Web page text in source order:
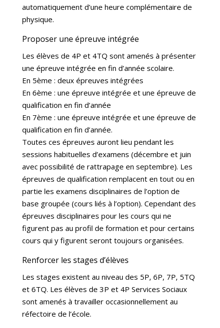
automatiquement d’une heure complémentaire de
physique.
Proposer une épreuve intégrée
Les élèves de 4P et 4TQ sont amenés à présenter
une épreuve intégrée en fin d’année scolaire.
En 5ème : deux épreuves intégrées
En 6ème : une épreuve intégrée et une épreuve de
qualification en fin d’année
En 7ème : une épreuve intégrée et une épreuve de
qualification en fin d’année.
Toutes ces épreuves auront lieu pendant les
sessions habituelles d’examens (décembre et juin
avec possibilité de rattrapage en septembre). Les
épreuves de qualification remplacent en tout ou en
partie les examens disciplinaires de l’option de
base groupée (cours liés à l’option). Cependant des
épreuves disciplinaires pour les cours qui ne
figurent pas au profil de formation et pour certains
cours qui y figurent seront toujours organisées.
Renforcer les stages d’élèves
Les stages existent au niveau des 5P, 6P, 7P, 5TQ
et 6TQ. Les élèves de 3P et 4P Services Sociaux
sont amenés à travailler occasionnellement au
réfectoire de l’école.